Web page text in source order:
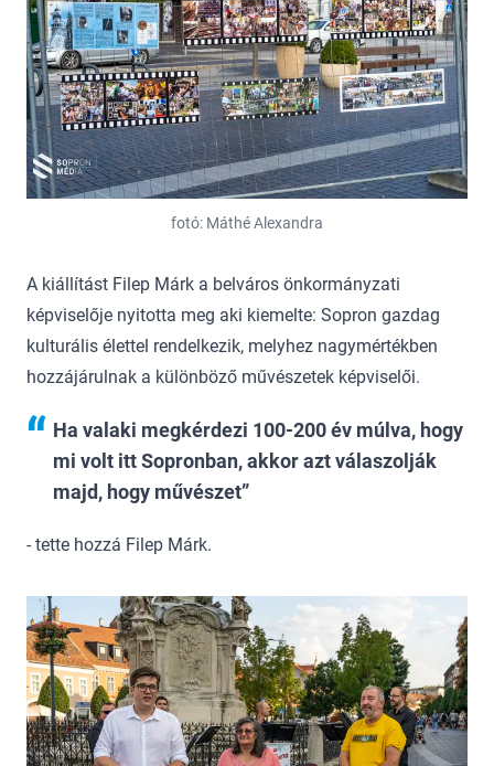
fotó: Máthé Alexandra
A kiállítást Filep Márk a belváros önkormányzati
képviselője nyitotta meg aki kiemelte: Sopron gazdag
kulturális élettel rendelkezik, melyhez nagymértékben
hozzájárulnak a különböző művészetek képviselői.
Ha valaki megkérdezi 100-200 év múlva, hogy
mi volt itt Sopronban, akkor azt válaszolják
majd, hogy művészet
- tette hozzá Filep Márk.